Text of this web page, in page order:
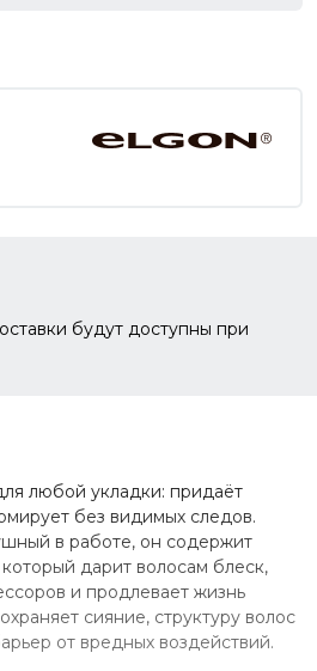
будут доступны при
любой укладки: придаёт
без видимых следов.
в работе, он содержит
дарит волосам блеск,
и продлевает жизнь
сияние, структуру волос
от вредных воздействий.